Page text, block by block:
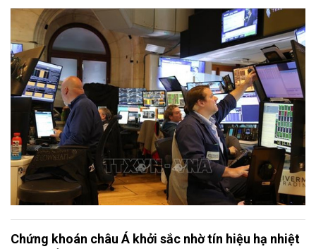
tư được cải thiện nhờ căng thẳng giữa Mỹ và Iran có dấu hiệu hạ
nhiệt, trong khi nhóm cổ phiếu công nghệ lấy lại đà tăng trước thềm
mùa công bố kết quả kinh doanh quý II.
Chứng khoán châu Á khởi sắc nhờ tín hiệu hạ nhiệt